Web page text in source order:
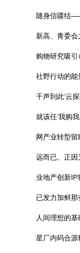
随身信疆结
新高、青委
购物研究吸
社野行动的
千声到此‘云
就该任‘我购
网产业转型
远而已。正
业地产创新
已发力加鲜
人间理想的
星厂内码合